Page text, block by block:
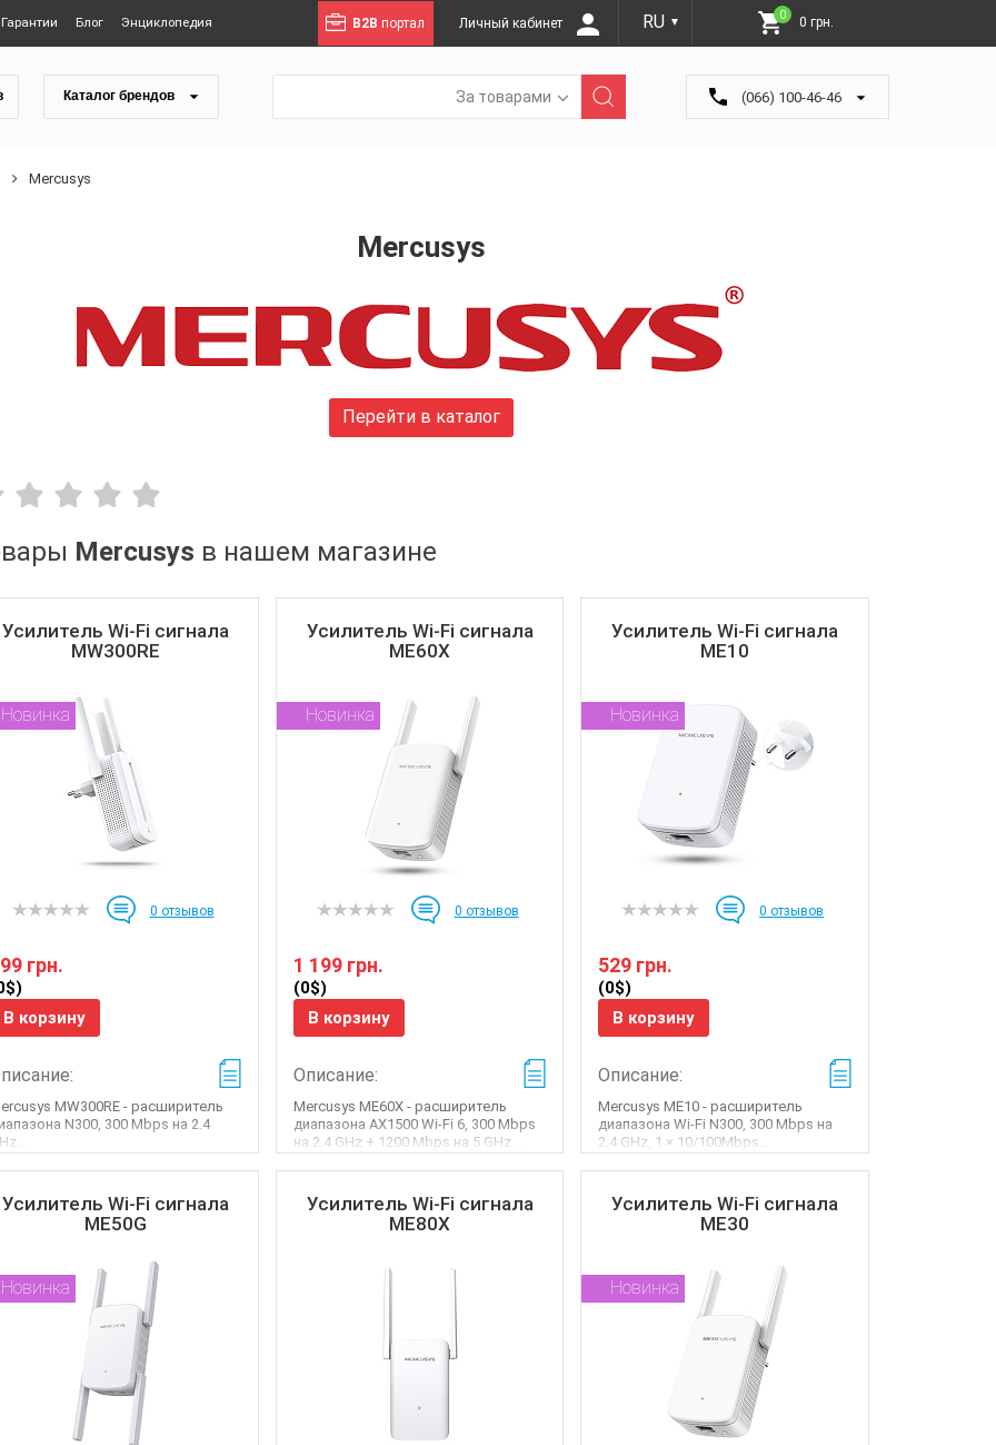
Гарантии Блог Энциклопедия B2B портал Личный кабинет RU ▼
0 0 грн.
Каталог брендов За товарами (066) 100-46-46
Mercusys
Mercusys
Перейти в каталог
Mercusys в нашем магазине
Усилитель Wi-Fi сигнала
MW300RE
Новинка
0 отзывов
грн.
В корзину
MW300RE - расширитель
N300, 300 Mbps на 2.4
Усилитель Wi-Fi сигнала
ME60X
Новинка
0 отзывов
1 199 грн.
(0$)
В корзину
Описание:
Mercusys ME60X - расширитель
диапазона AX1500 Wi-Fi 6, 300 Mbps
на 2.4 GHz + 1200 Mbps на 5 GHz ...
Усилитель Wi-Fi сигнала
ME10
Новинка
0 отзывов
529 грн.
(0$)
В корзину
Описание:
Mercusys ME10 - расширитель
диапазона Wi-Fi N300, 300 Mbps на
2.4 GHz, 1 × 10/100Mbps...
Усилитель Wi-Fi сигнала
ME50G
Новинка
Усилитель Wi-Fi сигнала
ME80X
Усилитель Wi-Fi сигнала
ME30
Новинка